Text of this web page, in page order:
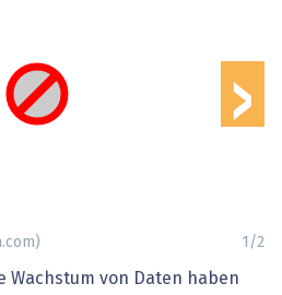
›
1 /2
Wachstum von Daten haben